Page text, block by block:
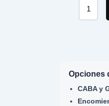
Opciones
CABA y